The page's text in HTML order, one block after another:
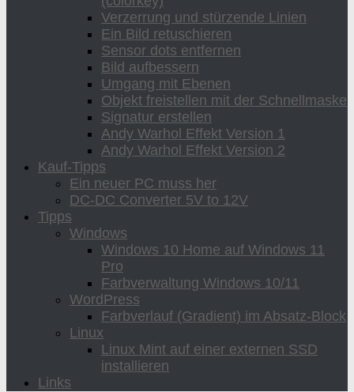
Verzerrung und stürzende Linien
Ein Bild retuschieren
Sensor dots entfernen
Bild aufbessern
Umgang mit Ebenen
Objekt freistellen mit der Schnellmaske
Signatur erstellen
Andy Warhol Effekt Version 1
Andy Warhol Effekt Version 2
Kauf-Tipps
Ein neuer PC muss her
DC-DC Converter 5V to 12V
Tipps
Windows
Windows 10 Home auf Windows 11
Pro
Farbverwaltung Windows 10/11
WordPress
Farbverlauf (Gradient) im Absatz-Block
Linux
Linux Mint auf einer externen SSD
installieren
Links